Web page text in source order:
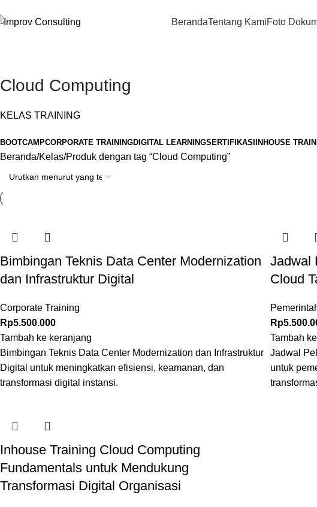
BerandaTentang KamiFoto
Cloud Computing
KELAS TRAINING
BOOTCAMPCORPORATE TRAININGDIGITAL LEARNINGSERTIFIKASI INHOUSE
Beranda Kelas Produk dengan tag “Cloud Computing”
Bimbingan Teknis Data Center Modernization
dan Infrastruktur Digital
Corporate Training
Rp5.500.000
Tambah ke keranjang
Bimbingan Teknis Data Center Modernization dan Infrastruktur
Digital untuk meningkatkan efisiensi, keamanan, dan
transformasi digital instansi.
Jadwal
Cloud
Rp
Tambah
Jadwal
untuk
Inhouse Training Cloud Computing
Fundamentals untuk Mendukung
Transformasi Digital Organisasi